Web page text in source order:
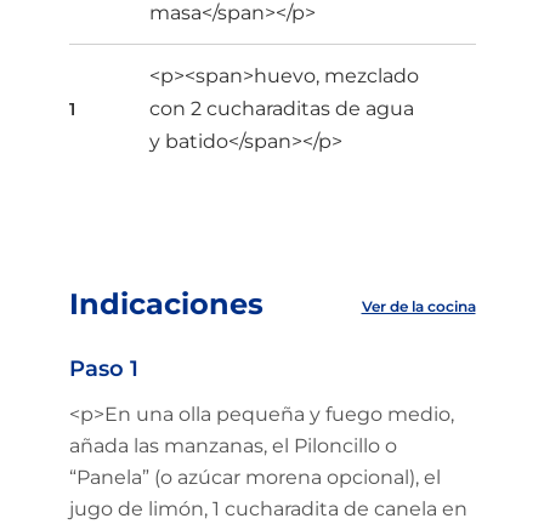
masa</span></p>
1
<p><span>huevo, mezclado
con 2 cucharaditas de agua
y batido</span></p>
Indicaciones Ver de la cocina
Paso 1
<p>En una olla pequeña y fuego medio,
añada las manzanas, el Piloncillo o
“Panela” (o azúcar morena opcional), el
jugo de limón, 1 cucharadita de canela en